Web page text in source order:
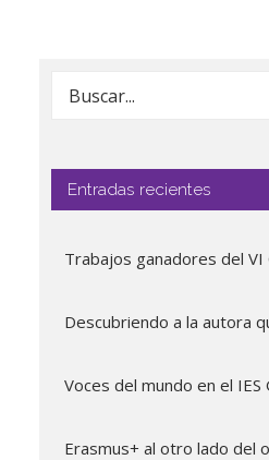
Buscar:
Entradas recientes
Trabajos ganadores del VI
Descubriendo a la autora
Voces del mundo en el IES
Erasmus+ al otro lado del